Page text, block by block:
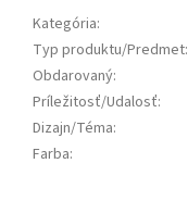
Kategória:
Typ produktu/Predmet:
Obdarovaný:
Príležitosť/Udalosť:
Dizajn/Téma:
Farba: